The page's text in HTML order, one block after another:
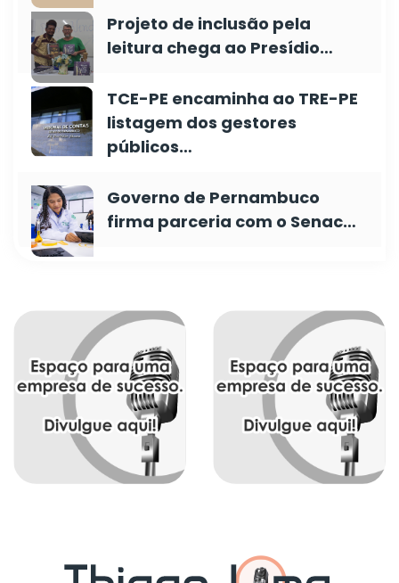
Projeto de inclusão pela
leitura chega ao Presídio…
TCE-PE encaminha ao TRE-PE
listagem dos gestores
públicos…
Governo de Pernambuco
firma parceria com o Senac…